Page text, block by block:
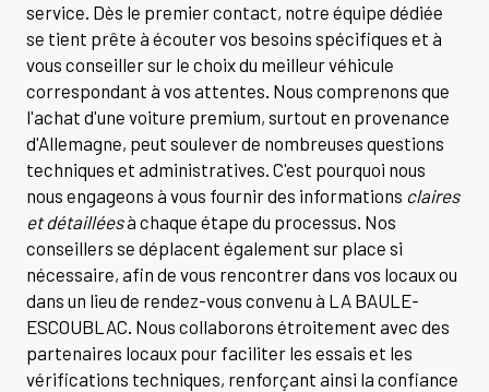
service. Dès le premier contact, notre équipe dédiée
se tient prête à écouter vos besoins spécifiques et à
vous conseiller sur le choix du meilleur véhicule
correspondant à vos attentes. Nous comprenons que
l'achat d'une voiture premium, surtout en provenance
d'Allemagne, peut soulever de nombreuses questions
techniques et administratives. C'est pourquoi nous
nous engageons à vous fournir des informations claires
et détailléesà chaque étape du processus. Nos
conseillers se déplacent également sur place si
nécessaire, afin de vous rencontrer dans vos locaux ou
dans un lieu de rendez-vous convenu à LA BAULE-
ESCOUBLAC. Nous collaborons étroitement avec des
partenaires locaux pour faciliter les essais et les
vérifications techniques, renforçant ainsi la confiance